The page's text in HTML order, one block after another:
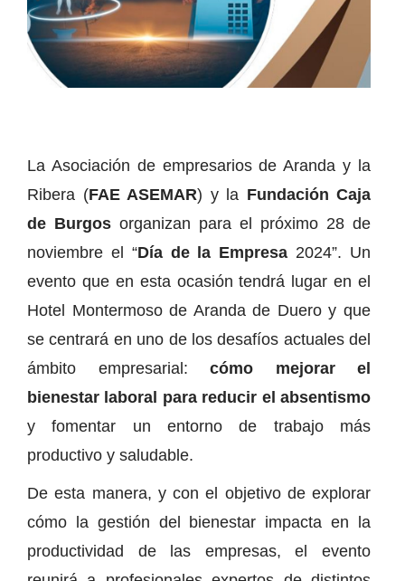
La Asociación de empresarios de Aranda y la
Ribera (FAE ASEMAR) y la Fundación Caja
de Burgos organizan para el próximo 28 de
noviembre el “Día de la Empresa 2024”. Un
evento que en esta ocasión tendrá lugar en el
Hotel Montermoso de Aranda de Duero y que
se centrará en uno de los desafíos actuales del
ámbito empresarial: cómo mejorar el
bienestar laboral para reducir el absentismo
y fomentar un entorno de trabajo más
productivo y saludable.
De esta manera, y con el objetivo de explorar
cómo la gestión del bienestar impacta en la
productividad de las empresas, el evento